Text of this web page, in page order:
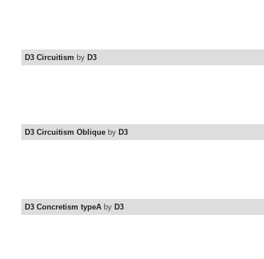
D3 Circuitism by D3
D3 Circuitism Oblique by D3
D3 Concretism typeA by D3